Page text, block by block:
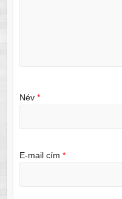
Név *
E-mail cím *